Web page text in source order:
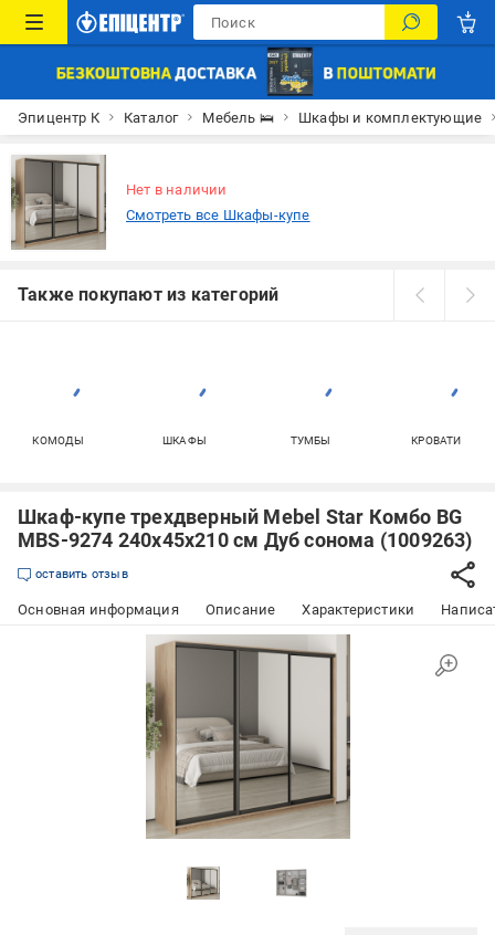
Эпицентр К Каталог Мебель 🛌 Шкафы и комплектующие
Нет в наличии
Смотреть все Шкафы-купе
Также покупают из категорий
КОМОДЫ ШКАФЫ ТУМБЫ КРОВАТИ
Шкаф-купе трехдверный Mebel Star Комбо BG
MBS-9274 240х45х210 см Дуб сонома (1009263)
оставить отзыв
Основная информация Описание Характеристики